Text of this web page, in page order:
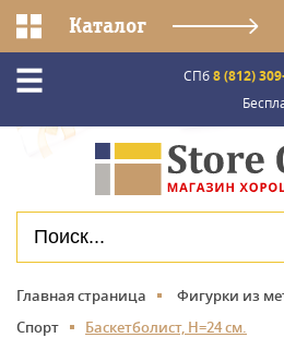
СПб8 (812)
Каталог
Главная страница
Фигурки из
Спорт
Баскетболист, Н=24 см.